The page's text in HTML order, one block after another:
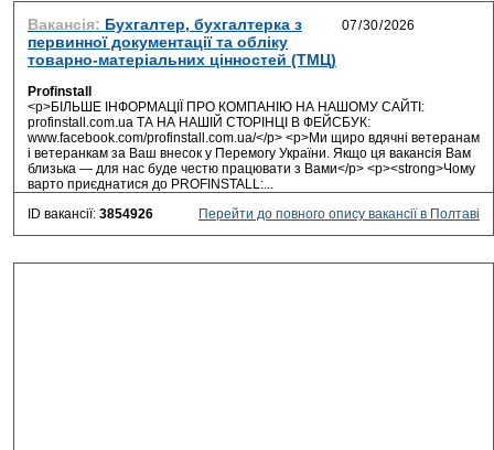
Вакансія: Бухгалтер, бухгалтерка з
первинної документації та обліку
товарно-матеріальних цінностей (ТМЦ)
Profinstall
<p>БІЛЬШЕ ІНФОРМАЦІЇ ПРО КОМПАНІЮ НА НАШОМУ САЙТІ:
profinstall.com.ua ТА НА НАШІЙ СТОРІНЦІ В ФЕЙСБУК:
www.facebook.com/profinstall.com.ua/</p> <p>Ми щиро вдячні ветеранам
і ветеранкам за Ваш внесок у Перемогу України. Якщо ця вакансія Вам
близька — для нас буде честю працювати з Вами</p> <p><strong>Чому
варто приєднатися до PROFINSTALL:...
ID вакансії: 3854926 Перейти до повного опису вакансії в Полтаві